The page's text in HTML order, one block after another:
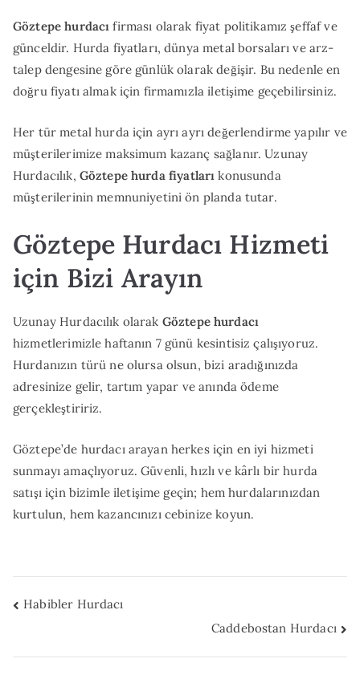
Göztepe hurdacı firması olarak fiyat politikamız şeffaf ve
günceldir. Hurda fiyatları, dünya metal borsaları ve arz-
talep dengesine göre günlük olarak değişir. Bu nedenle en
doğru fiyatı almak için firmamızla iletişime geçebilirsiniz.
Her tür metal hurda için ayrı ayrı değerlendirme yapılır ve
müşterilerimize maksimum kazanç sağlanır. Uzunay
Hurdacılık, Göztepe hurda fiyatları konusunda
müşterilerinin memnuniyetini ön planda tutar.
Göztepe Hurdacı Hizmeti
için Bizi Arayın
Uzunay Hurdacılık olarak Göztepe hurdacı
hizmetlerimizle haftanın 7 günü kesintisiz çalışıyoruz.
Hurdanızın türü ne olursa olsun, bizi aradığınızda
adresinize gelir, tartım yapar ve anında ödeme
gerçekleştiririz.
Göztepe’de hurdacı arayan herkes için en iyi hizmeti
sunmayı amaçlıyoruz. Güvenli, hızlı ve kârlı bir hurda
satışı için bizimle iletişime geçin; hem hurdalarınızdan
kurtulun, hem kazancınızı cebinize koyun.
Yazı
Habibler Hurdacı
Caddebostan Hurdacı